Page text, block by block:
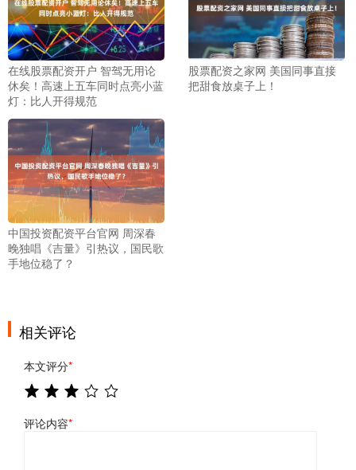
在线股票配资开户 智驾无用论
休矣！高速上五车同时点亮小蓝
灯：比人开得规范
股票配资之家网 美国同事直接
把甜食放桌子上！
中国投资配资平台官网 周深春
晚独唱《吉量》引热议，国民歌
手地位稳了？
相关评论
本文评分*
评论内容*